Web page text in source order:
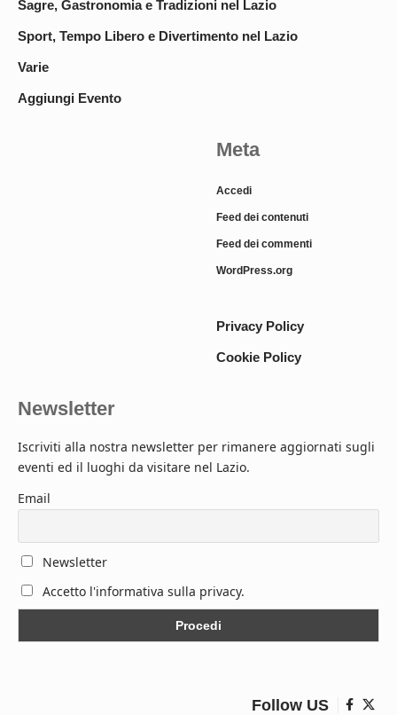
Sagre, Gastronomia e Tradizioni nel Lazio
Sport, Tempo Libero e Divertimento nel Lazio
Varie
Aggiungi Evento
Meta
Accedi
Feed dei contenuti
Feed dei commenti
WordPress.org
Privacy Policy
Cookie Policy
Newsletter
Iscriviti alla nostra newsletter per rimanere aggiornati sugli
eventi ed il luoghi da visitare nel Lazio.
Email
Newsletter
Accetto l'informativa sulla privacy.
Follow US